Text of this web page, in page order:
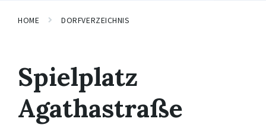
HOME DORFVERZEICHNIS
Spielplatz
Agathastraße